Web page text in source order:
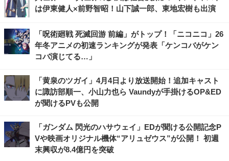
は伊東健人×前野智昭！山下誠一郎、東地宏樹も出演
「呪術廻戦 死滅回游 前編」がトップ！「ニコニコ」26
年冬アニメの初速ランキングが発表「ケンコバがケン
コバ演じてる…」
「黄泉のツガイ」4月4日より放送開始！追加キャスト
に諏訪部順一、小山力也ら Vaundyが手掛けるOP&ED
が聞けるPVも公開
「ガンダム 閃光のハサウェイ」EDが聞ける公開記念P
Vや映画オリジナル機体“アリュゼウス”が公開！ 初週
末興収が8.4億円を突破